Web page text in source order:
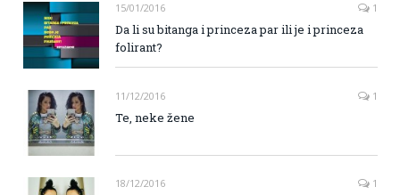
15/01/2016 1
Da li su bitanga i princeza par ili je i princeza
folirant?
11/12/2016 1
Te, neke žene
18/12/2016 1